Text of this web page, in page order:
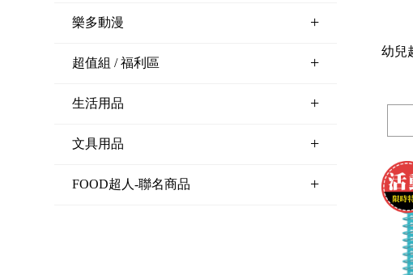
樂多動漫 +
超值組 / 福利區 +
生活用品 +
文具用品 +
FOOD超人-聯名商品 +